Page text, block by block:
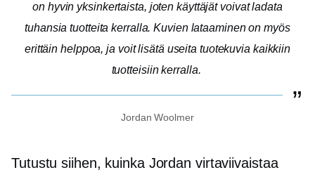
on hyvin yksinkertaista, joten käyttäjät voivat ladata
tuhansia tuotteita kerralla. Kuvien lataaminen on myös
erittäin helppoa, ja voit lisätä useita tuotekuvia kaikkiin
tuotteisiin kerralla.
Jordan Woolmer
Tutustu siihen, kuinka Jordan virtaviivaistaa